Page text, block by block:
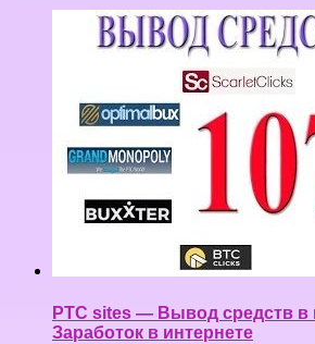
PTC sites — Вывод средств в
Заработок в интернете